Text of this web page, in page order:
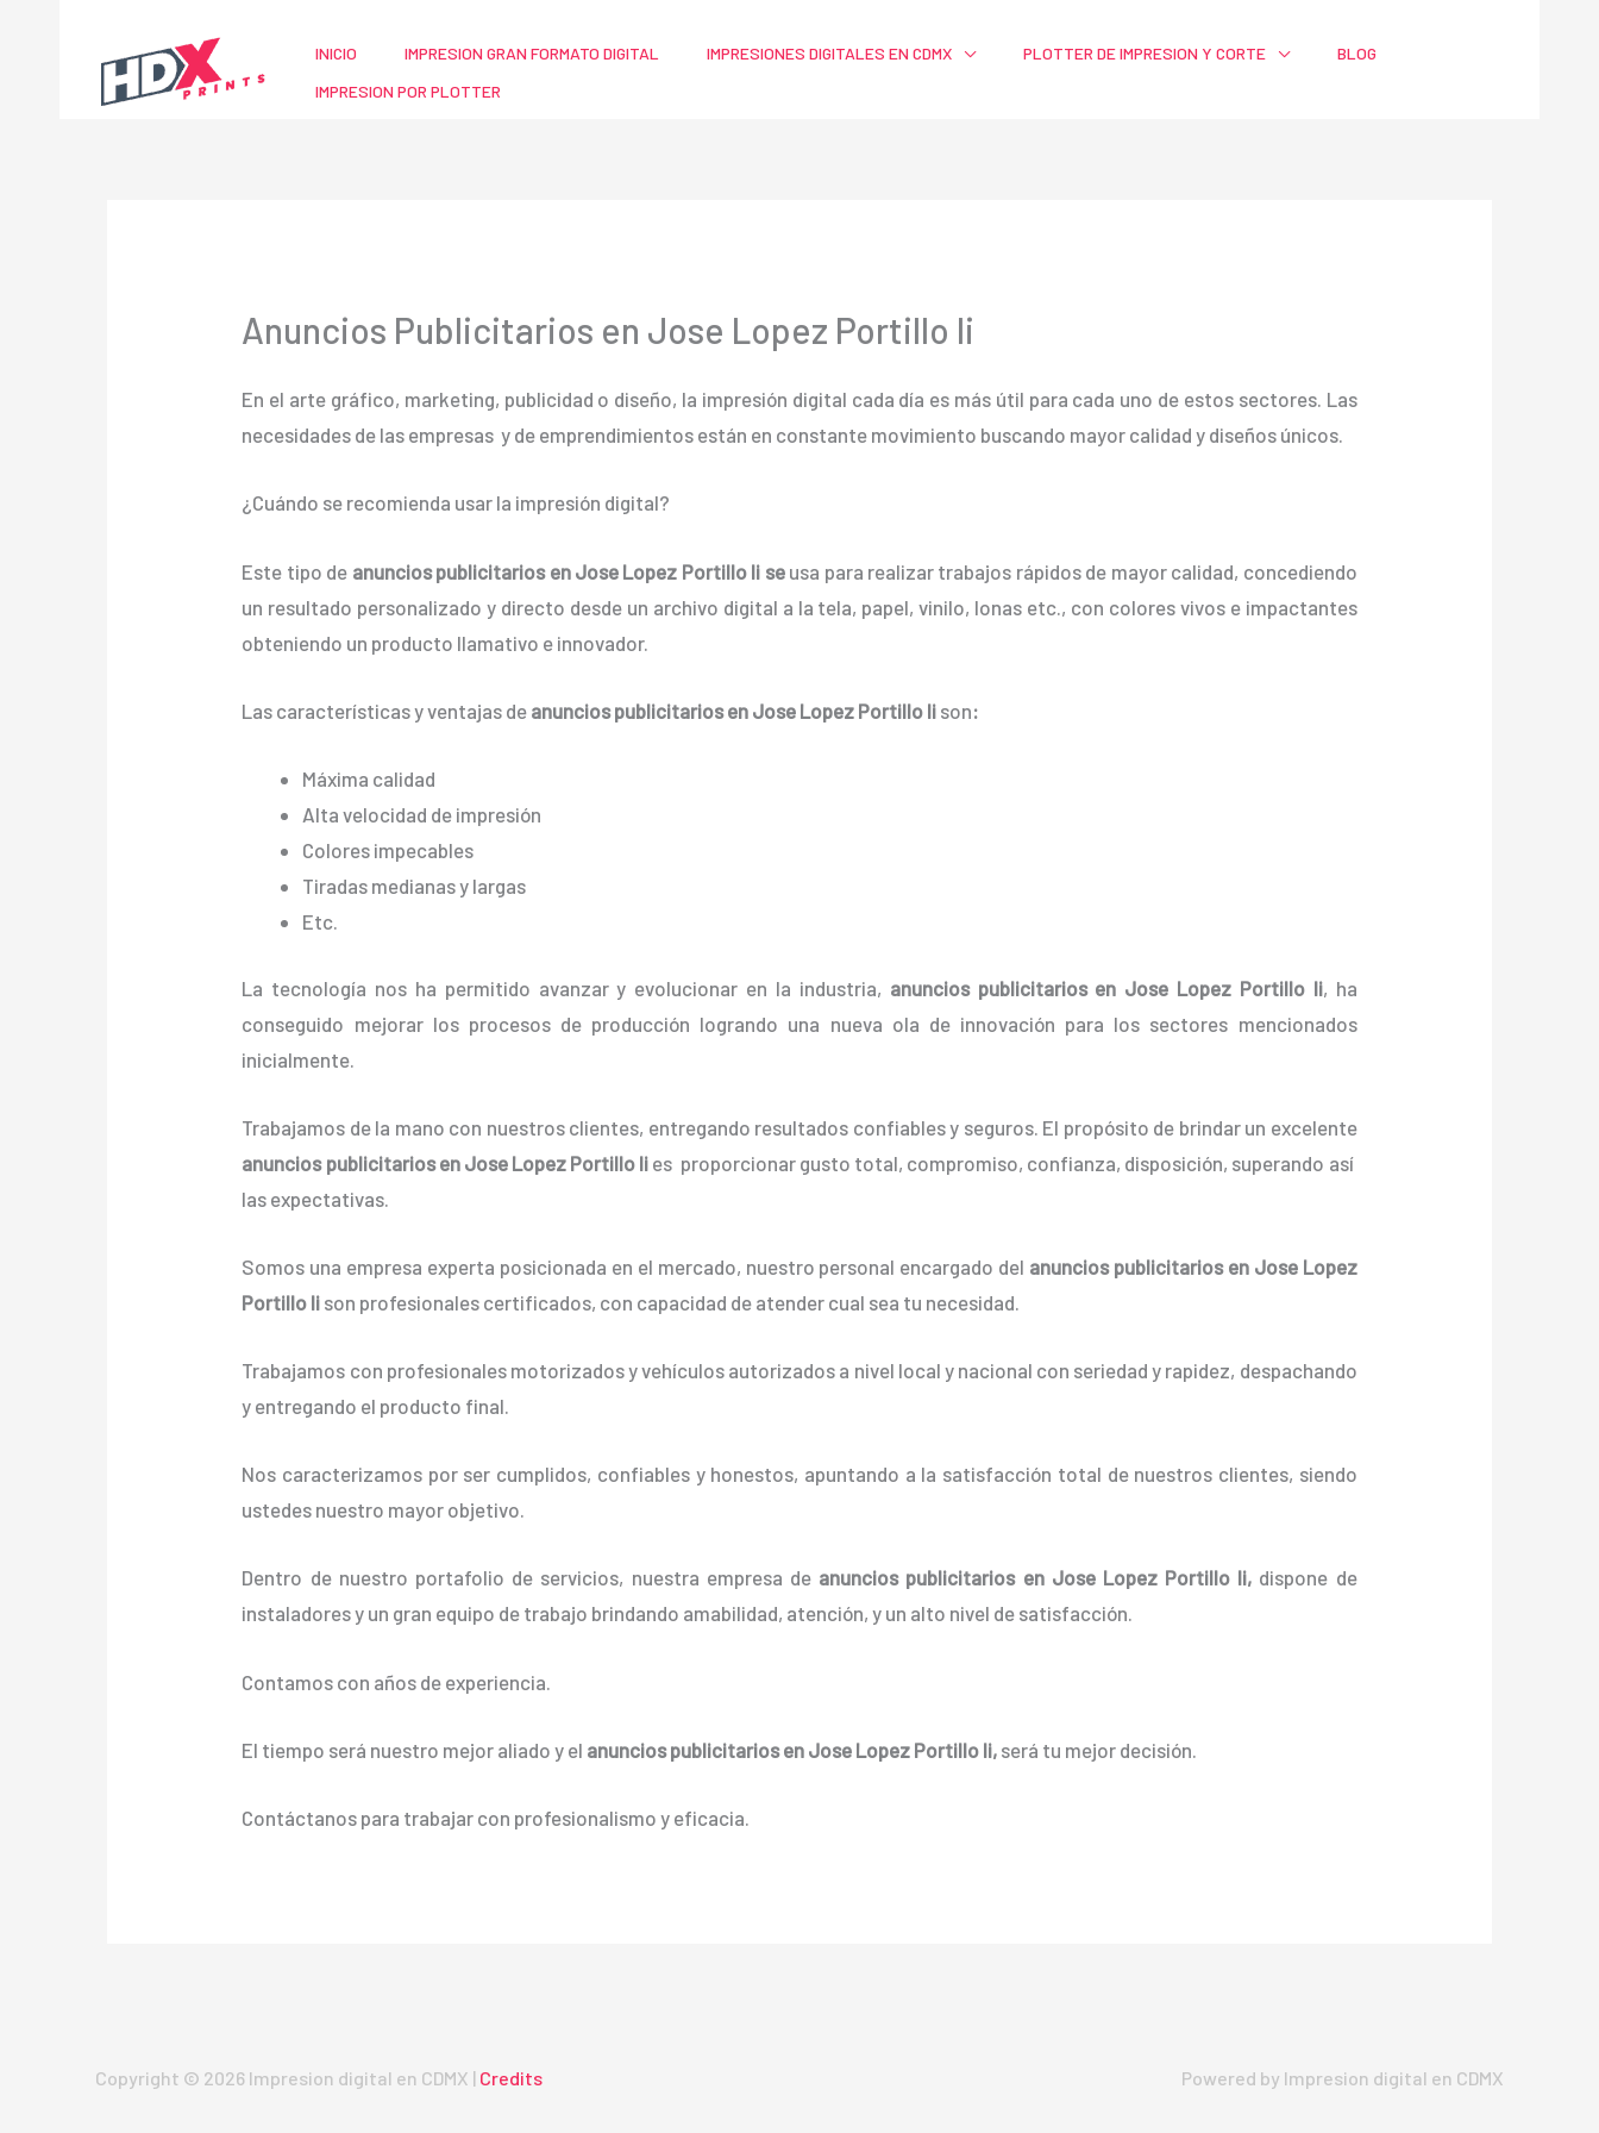
contenido
INICIO IMPRESION GRAN FORMATO DIGITAL IMPRESIONES DIGITALES EN CDMX PLOTTER DE IMPRESION Y CORTE
BLOG
IMPRESION POR PLOTTER
Anuncios Publicitarios en Jose Lopez Portillo Ii
En el arte gráfico, marketing, publicidad o diseño, la impresión digital cada día es más útil para cada uno de estos sectores. Las
necesidades de las empresas y de emprendimientos están en constante movimiento buscando mayor calidad y diseños únicos.
¿Cuándo se recomienda usar la impresión digital?
Este tipo de anuncios publicitarios en Jose Lopez Portillo Ii seusa para realizar trabajos rápidos de mayor calidad, concediendo
un resultado personalizado y directo desde un archivo digital a la tela, papel, vinilo, lonas etc., con colores vivos e impactantes
obteniendo un producto llamativo e innovador.
Las características y ventajas de anuncios publicitariosen Jose Lopez Portillo Ii son:
Máxima calidad
Alta velocidad de impresión
Colores impecables
Tiradas medianas y largas
Etc.
La tecnología nos ha permitido avanzar y evolucionar en la industria, anuncios publicitariosen Jose Lopez Portillo Ii, ha
conseguido mejorar los procesos de producción logrando una nueva ola de innovación para los sectores mencionados
inicialmente.
Trabajamos de la mano con nuestros clientes, entregando resultados confiables y seguros. El propósito de brindar un excelente
anuncios publicitariosen Jose Lopez Portillo Ii es proporcionar gusto total, compromiso, confianza, disposición, superando así
las expectativas.
Somos una empresa experta posicionada en el mercado, nuestro personal encargado del anuncios publicitariosen Jose Lopez
Portillo Ii son profesionales certificados, con capacidad de atender cual sea tu necesidad.
Trabajamos con profesionales motorizados y vehículos autorizados a nivel local y nacional con seriedad y rapidez, despachando
y entregando el producto final.
Nos caracterizamos por ser cumplidos, confiables y honestos, apuntando a la satisfacción total de nuestros clientes, siendo
ustedes nuestro mayor objetivo.
Dentro de nuestro portafolio de servicios, nuestra empresa de anuncios publicitariosen Jose Lopez Portillo Ii, dispone de
instaladores y un gran equipo de trabajo brindando amabilidad, atención, y un alto nivel de satisfacción.
Contamos con años de experiencia.
El tiempo será nuestro mejor aliado y el anuncios publicitariosen Jose Lopez Portillo Ii, será tu mejor decisión.
Contáctanos para trabajar con profesionalismo y eficacia.
Copyright © 2026 Impresion digital en CDMX | Credits Powered by Impresion digital en CDMX